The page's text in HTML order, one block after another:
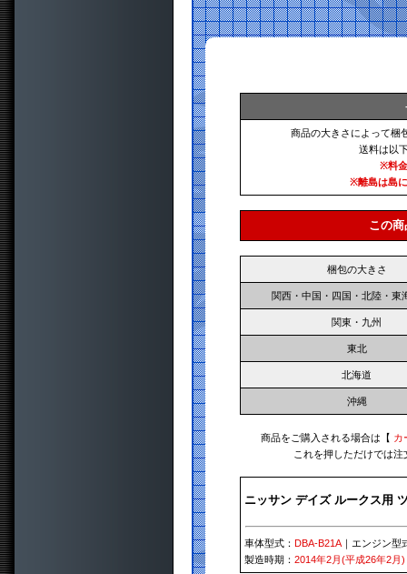
商品の大きさによって梱
送料は以
※料
※離島は島
この
梱包の大きさ
関西・中国・四国・北陸・東
関東・九州
東北
北海道
沖縄
商品をご購入される場合は【 カ
これを押しただけでは
ニッサン デイズ ルークス用
車体型式：DBA-B21A ｜エンジン型
製造時期：2014年2月(平成26年2月)